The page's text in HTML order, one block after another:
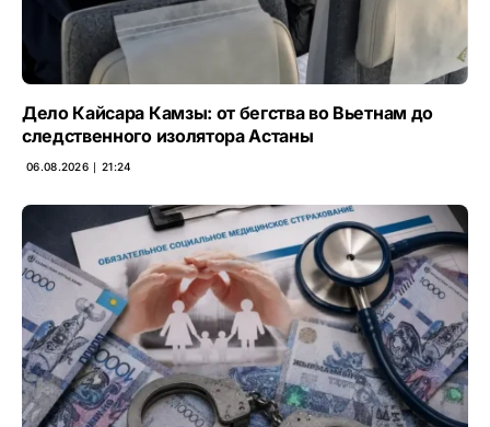
Дело Кайсара Камзы: от бегства во Вьетнам до
следственного изолятора Астаны
06.08.2026 ∣ 21:24